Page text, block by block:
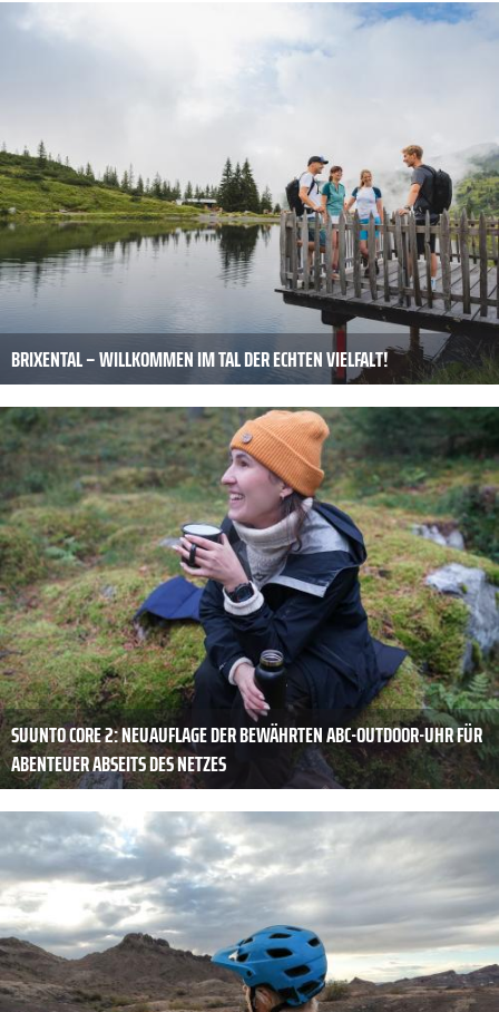
BRIXENTAL – WILLKOMMEN IM TAL DER ECHTEN VIELFALT!
SUUNTO CORE 2: NEUAUFLAGE DER BEWÄHRTEN ABC-OUTDOOR-UHR FÜR
ABENTEUER ABSEITS DES NETZES